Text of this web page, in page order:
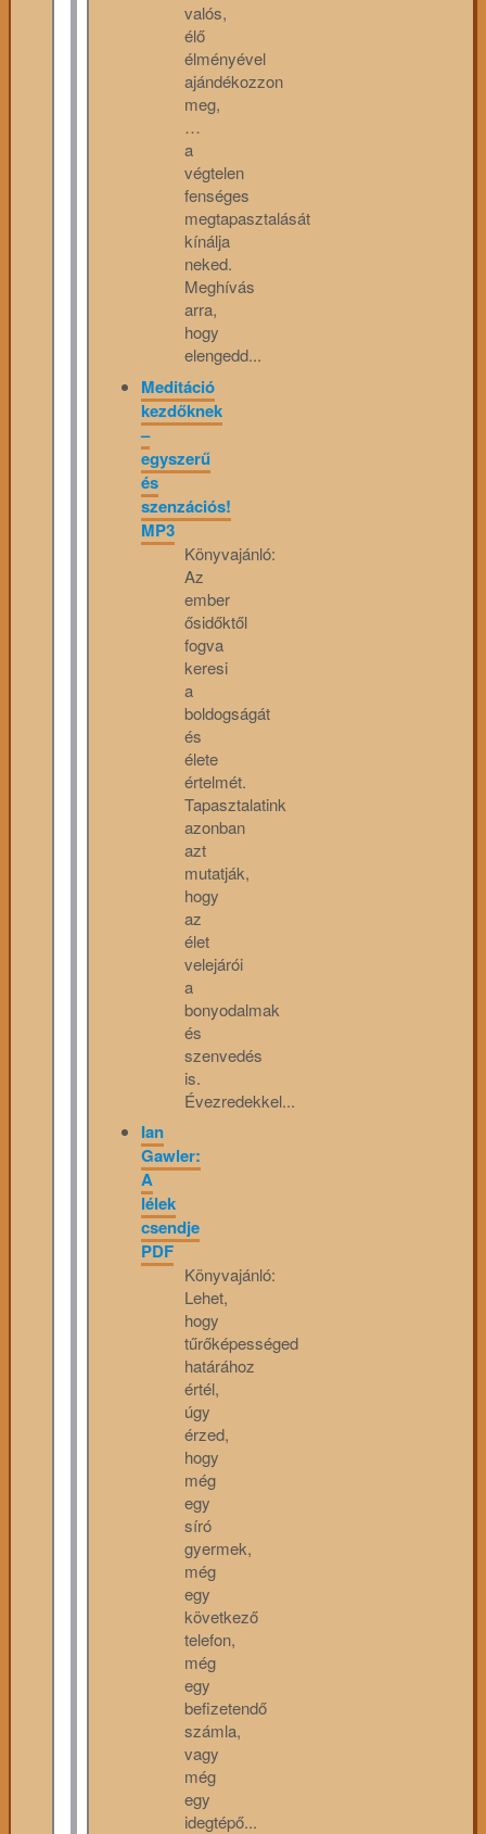
valós,
élő
élményével
ajándékozzon
meg,
…
a
végtelen
fenséges
megtapasztalását
kínálja
neked.
Meghívás
arra,
hogy
elengedd...
Meditáció
kezdőknek
–
egyszerű
és
szenzációs!
MP3
Könyvajánló:
Az
ember
ősidőktől
fogva
keresi
a
boldogságát
és
élete
értelmét.
Tapasztalatink
azonban
azt
mutatják,
hogy
az
élet
velejárói
a
bonyodalmak
és
szenvedés
is.
Évezredekkel...
Ian
Gawler:
A
lélek
csendje
PDF
Könyvajánló:
Lehet,
hogy
tűrőképességed
határához
értél,
úgy
érzed,
hogy
még
egy
síró
gyermek,
még
egy
következő
telefon,
még
egy
befizetendő
számla,
vagy
még
egy
idegtépő...